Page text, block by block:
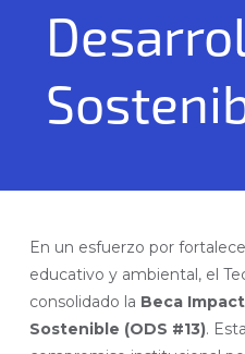
En un esfuerzo por
educativo y ambiental, el
consolidado la Beca
Sostenible (ODS #13).